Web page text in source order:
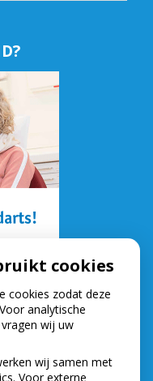
over
doen!
cookies
cookies zodat deze
analytische
wij uw
wij samen met
Voor externe